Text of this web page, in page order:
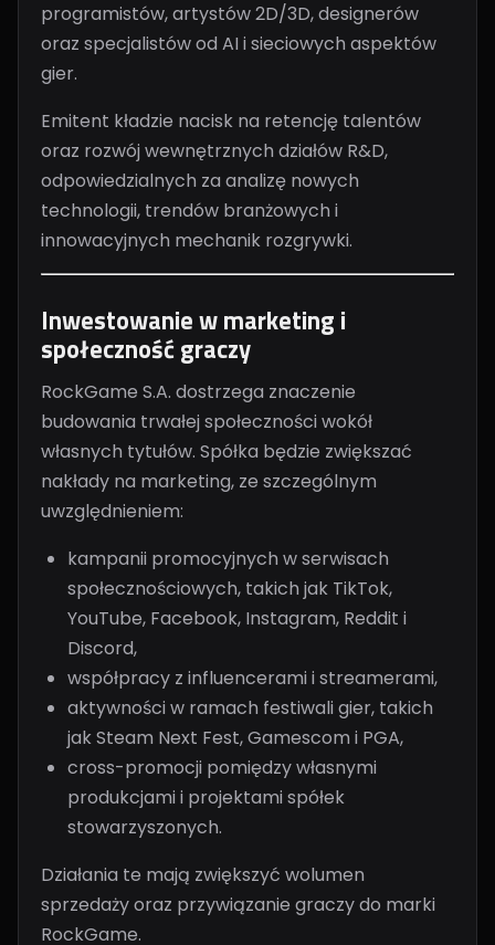
programistów, artystów 2D/3D, designerów
oraz specjalistów od AI i sieciowych aspektów
gier.
Emitent kładzie nacisk na retencję talentów
oraz rozwój wewnętrznych działów R&D,
odpowiedzialnych za analizę nowych
technologii, trendów branżowych i
innowacyjnych mechanik rozgrywki.
Inwestowanie w marketing i
społeczność graczy
RockGame S.A. dostrzega znaczenie
budowania trwałej społeczności wokół
własnych tytułów. Spółka będzie zwiększać
nakłady na marketing, ze szczególnym
uwzględnieniem:
kampanii promocyjnych w serwisach
społecznościowych, takich jak TikTok,
YouTube, Facebook, Instagram, Reddit i
Discord,
współpracy z influencerami i streamerami,
aktywności w ramach festiwali gier, takich
jak Steam Next Fest, Gamescom i PGA,
cross-promocji pomiędzy własnymi
produkcjami i projektami spółek
stowarzyszonych.
Działania te mają zwiększyć wolumen
sprzedaży oraz przywiązanie graczy do marki
RockGame.